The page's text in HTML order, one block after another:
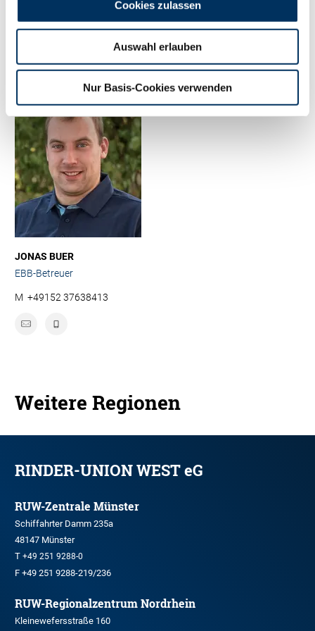
Cookies zulassen
Auswahl erlauben
Nur Basis-Cookies verwenden
Beraterin Herdenmanagement
M +49 1708165600
JONAS BUER
EBB-Betreuer
M +49152 37638413
Weitere Regionen
RINDER-UNION WEST eG
RUW-Zentrale Münster
Schiffahrter Damm 235a
48147 Münster
T +49 251 9288-0
F +49 251 9288-219/236
RUW-Regionalzentrum Nordrhein
Kleinewefersstraße 160